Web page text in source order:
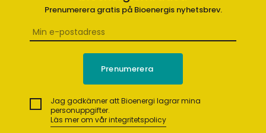
Prenumerera gratis på Bioenergis nyhetsbrev.
Jag godkänner att Bioenergi lagrar mina
personuppgifter.
Läs mer om vår integritetspolicy